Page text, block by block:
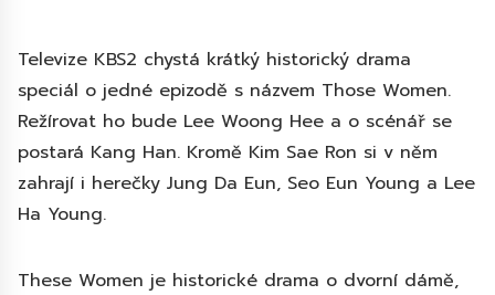
Televize KBS2 chystá krátký historický drama
speciál o jedné epizodě s názvem Those Women.
Režírovat ho bude Lee Woong Hee a o scénář se
postará Kang Han. Kromě Kim Sae Ron si v něm
zahrají i herečky Jung Da Eun, Seo Eun Young a Lee
Ha Young.
These Women je historické drama o dvorní dámě,